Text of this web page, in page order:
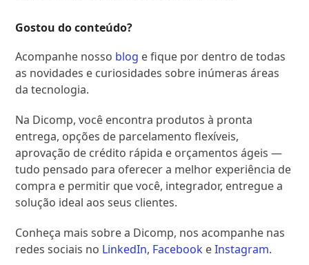
Gostou do conteúdo?
Acompanhe nosso blog e fique por dentro de todas
as novidades e curiosidades sobre inúmeras áreas
da tecnologia.
Na Dicomp, você encontra produtos à pronta
entrega, opções de parcelamento flexíveis,
aprovação de crédito rápida e orçamentos ágeis —
tudo pensado para oferecer a melhor experiência de
compra e permitir que você, integrador, entregue a
solução ideal aos seus clientes.
Conheça mais sobre a Dicomp, nos acompanhe nas
redes sociais no LinkedIn, Facebook eInstagram.